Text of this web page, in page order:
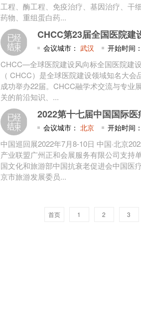
工程、酶工程、免疫治疗、基因治疗、干
药物、重组蛋白药...
CHCC第23届全国医院建
会议城市： 武汉 开始时间
CHCC—全球医院建设风向标全国医院建
（ CHCC）是全球医院建设领域知名大
成功举办22届。CHCC融学术交流与专业
关的前沿知识、...
2022第十七届中国国际
会议城市： 北京 开始时间
中国巡回展2022年7月8-10日 中国·北京
产业联盟广州正和会展服务有限公司支持
国文化和旅游部中国抗衰老促进会中国医
京市旅游发展委员...
首页 1 2 3